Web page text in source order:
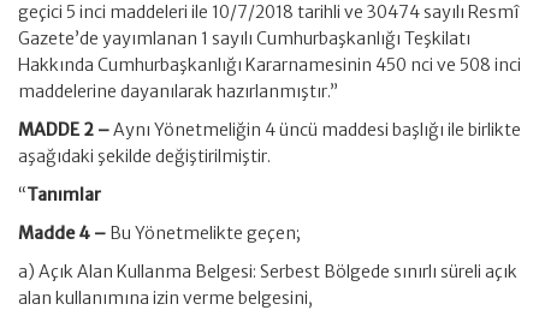
geçici 5 inci maddeleri ile 10/7/2018 tarihli ve 30474 sayılı Resmî
Gazete’de yayımlanan 1 sayılı Cumhurbaşkanlığı Teşkilatı
Hakkında Cumhurbaşkanlığı Kararnamesinin 450 nci ve 508 inci
maddelerine dayanılarak hazırlanmıştır.”
MADDE 2 –Aynı Yönetmeliğin 4 üncü maddesi başlığı ile birlikte
aşağıdaki şekilde değiştirilmiştir.
“Tanımlar
Madde 4 – Bu Yönetmelikte geçen;
a) Açık Alan Kullanma Belgesi: Serbest Bölgede sınırlı süreli açık
alan kullanımına izin verme belgesini,